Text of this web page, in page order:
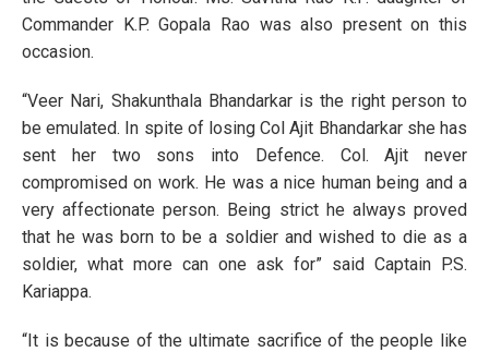
Commander K.P. Gopala Rao was also present on this
occasion.
“Veer Nari, Shakunthala Bhandarkar is the right person to
be emulated. In spite of losing Col Ajit Bhandarkar she has
sent her two sons into Defence. Col. Ajit never
compromised on work. He was a nice human being and a
very affectionate person. Being strict he always proved
that he was born to be a soldier and wished to die as a
soldier, what more can one ask for” said Captain P.S.
Kariappa.
“It is because of the ultimate sacrifice of the people like